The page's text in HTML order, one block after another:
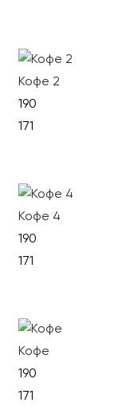
Кофе 2
190
171
Кофе 4
190
171
Кофе
190
171